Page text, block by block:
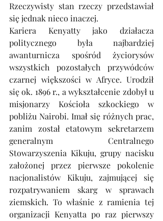
Rzeczywisty stan rzeczy przedstawiał
się jednak nieco inaczej.
Kariera Kenyatty jako działacza
politycznego była najbardziej
awanturnicza spośród życiorysów
wszystkich pozostałych przywódców
czarnej większości w Afryce. Urodził
się ok. 1896 r., a wykształcenie zdobył u
misjonarzy Kościoła szkockiego w
pobliżu Nairobi. Imał się różnych prac,
zanim został etatowym sekretarzem
generalnym Centralnego
Stowarzyszenia Kikuju, grupy nacisku
założonej przez pierwsze pokolenie
nacjonalistów Kikuju, zajmującej się
rozpatrywaniem skarg w sprawach
ziemskich. To właśnie z ramienia tej
organizacji Kenyatta po raz pierwszy